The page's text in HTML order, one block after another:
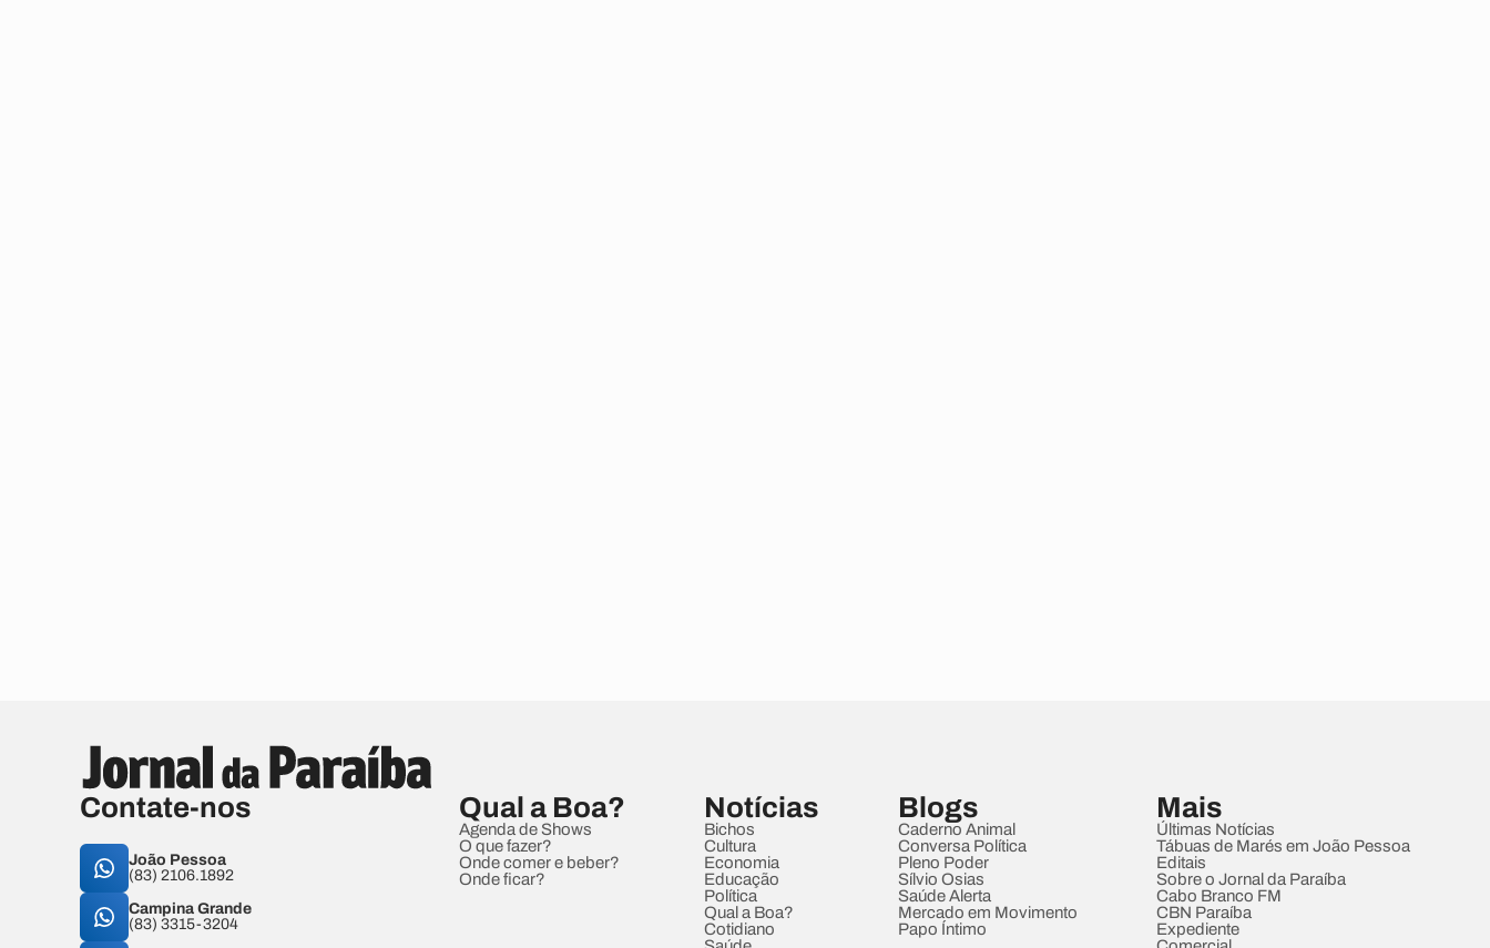
Contate-nos
João Pessoa
(83) 2106.1892
Campina Grande
(83) 3315-3204
Qual a Boa?
Agenda de Shows
O que fazer?
Onde comer e beber?
Onde ficar?
Notícias
Bichos
Cultura
Economia
Educação
Política
Qual a Boa?
Cotidiano
Blogs
Caderno Animal
Conversa Política
Pleno Poder
Sílvio Osias
Saúde Alerta
Mercado em Movimento
Papo Íntimo
Mais
Últimas Notícias
Tábuas de Marés em João Pessoa
Editais
Sobre o Jornal da Paraíba
Cabo Branco FM
CBN Paraíba
Expediente